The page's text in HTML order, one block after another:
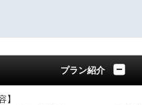
プラン紹介
】